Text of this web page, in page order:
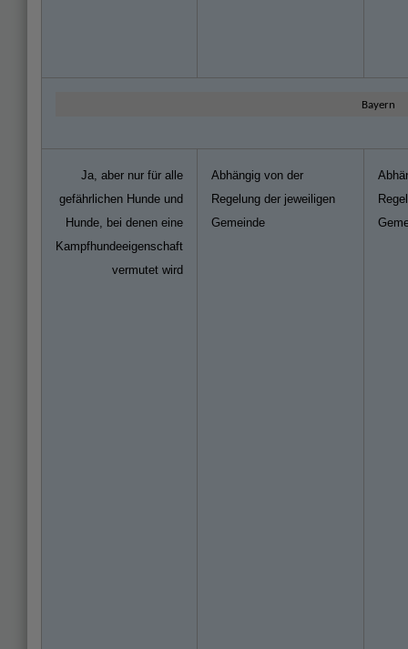
Bayern
Ja, aber nur für alle
gefährlichen Hunde und
Hunde, bei denen eine
Kampfhundeeigenschaft
vermutet wird
Abhängig von der
Regelung der jeweiligen
Gemeinde